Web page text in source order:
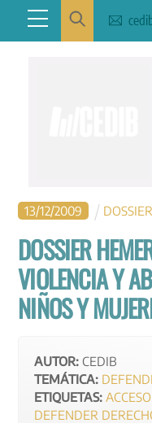
content
Menu
13/12/2009
DOSSIER
VIOLENCIA Y
NIÑOS Y
AUTOR: CEDIB
TEMÁTICA:
ETIQUETAS:
DEFENDER